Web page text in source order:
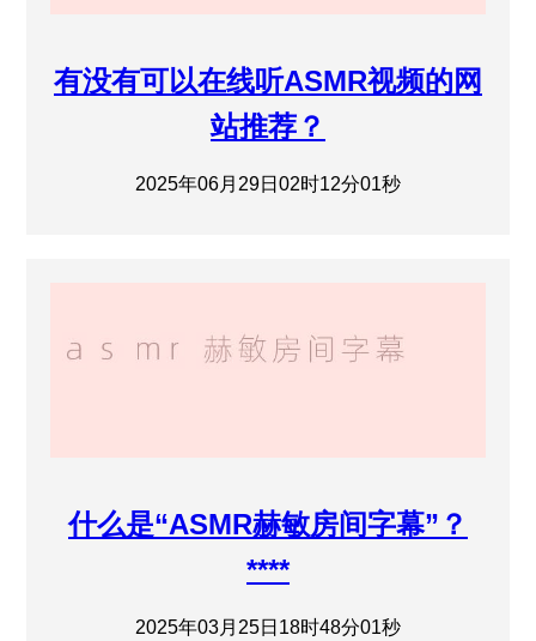
有没有可以在线听ASMR视频的网
站推荐？
2025年06月29日02时12分01秒
什么是“ASMR赫敏房间字幕”？
****
2025年03月25日18时48分01秒